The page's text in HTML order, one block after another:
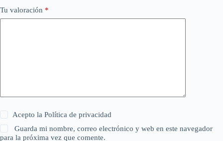
Tu valoración *
Acepto laPolítica de privacidad
Guarda mi nombre, correo electrónico y web en este navegador
para la próxima vez que comente.